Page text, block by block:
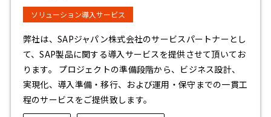
ソリューション導入サービス
弊社は、SAPジャパン株式会社のサービスパートナーとし
て、SAP製品に関する導入サービスを提供させて頂いてお
ります。 プロジェクトの準備段階から、ビジネス設計、
実現化、導入準備・移行、および運用・保守までの一貫工
程のサービスをご提供致します。